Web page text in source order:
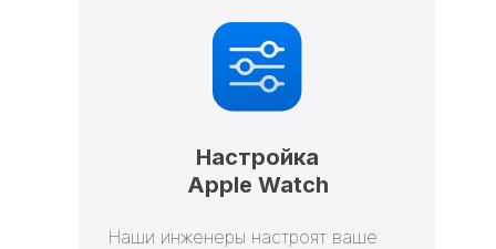
Наши инженеры настроят ваше
Настройка
Apple Watch